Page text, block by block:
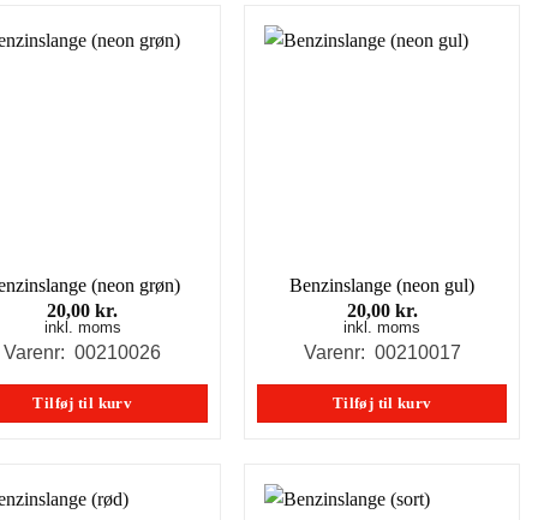
(neon grøn)
20,00kr.
inkl. moms
Varenr: 00210026
Tilføj til kurv
Benzinslange (neon gul)
20,00 kr.
inkl. moms
Varenr: 00210017
Tilføj til kurv